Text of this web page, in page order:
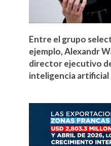
Entre el grupo
ejemplo, Alexandr
director ejecutivo
inteligencia artificial